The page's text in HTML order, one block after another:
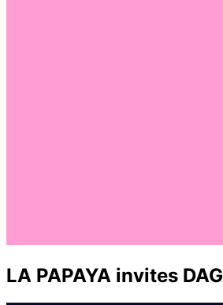
LA PAPAYA invites